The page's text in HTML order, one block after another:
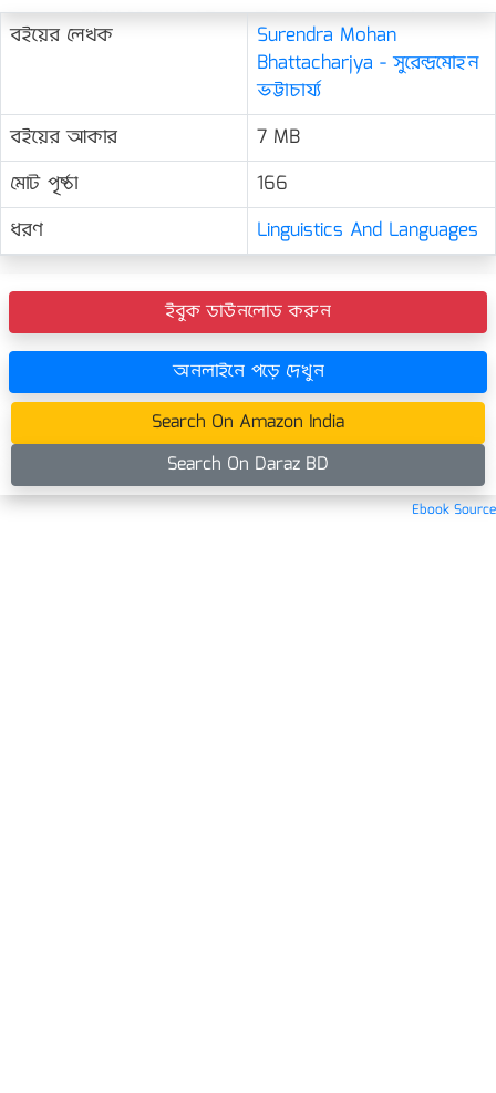
বইয়ের লেখক
Surendra Mohan
Bhattacharjya - সুরেন্দ্রমোহন
ভট্টাচার্য্য
বইয়ের আকার
7 MB
মোট পৃষ্ঠা
166
ধরণ
Linguistics And Languages
ইবুক ডাউনলোড করুন
অনলাইনে পড়ে দেখুন
Search On Amazon India
Search On Daraz BD
Ebook Source